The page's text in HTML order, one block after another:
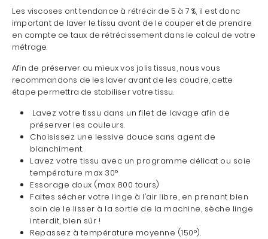
Les viscoses ont tendance à rétrécir de 5 à 7 %, il est donc
important de laver le tissu avant de le couper et de prendre
en compte ce taux de rétrécissement dans le calcul de votre
métrage.
Afin de préserver au mieux vos jolis tissus, nous vous
recommandons de les laver avant de les coudre, cette
étape permettra de stabiliser votre tissu.
Lavez votre tissu dans un filet de lavage afin de
préserver les couleurs.
Choisissez une lessive douce sans agent de
blanchiment.
Lavez votre tissu avec un programme délicat ou soie
température max 30°
Essorage doux (max 800 tours)
Faites sécher votre linge à l’air libre, en prenant bien
soin de le lisser à la sortie de la machine, sèche linge
interdit, bien sûr !
Repassez à température moyenne (150°).